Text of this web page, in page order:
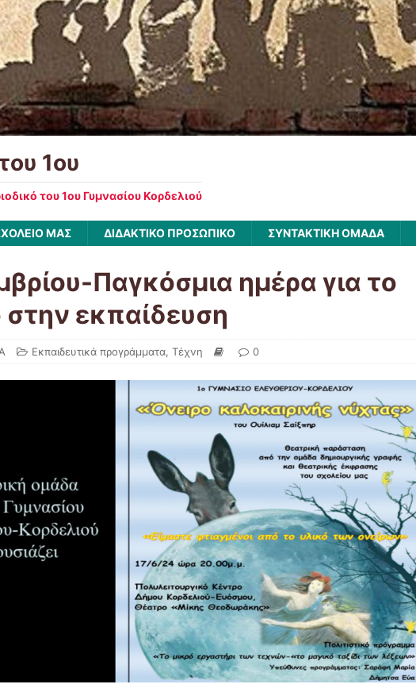
1ου
του 1ου Γυμνασίου Κορδελιού
ΜΑΣ ΔΙΔΑΚΤΙΚΟ ΠΡΟΣΩΠΙΚΟ ΣΥΝΤΑΚΤΙΚΗ ΟΜΑΔΑ
Παγκόσμια ημέρα για το
στην εκπαίδευση
Εκπαιδευτικά προγράμματα, Τέχνη 0